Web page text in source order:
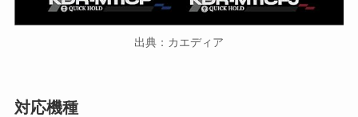
出典：カエディア
対応機種